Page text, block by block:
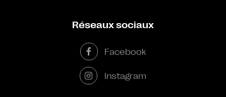
Réseaux sociaux
Facebook
Instagram